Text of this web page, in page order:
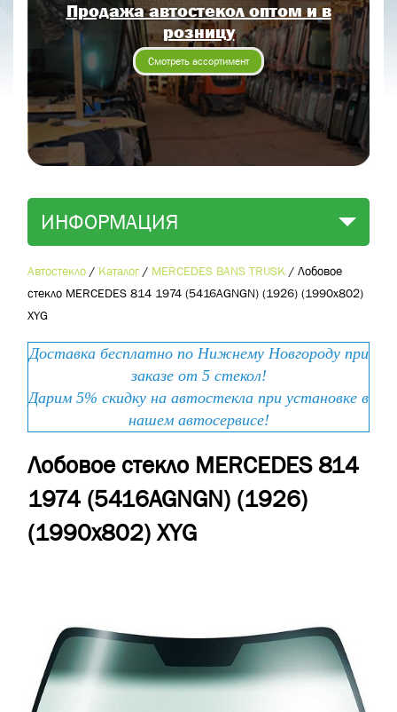
Продажа автостекол оптом и в
розницу
Смотреть ассортимент
ИНФОРМАЦИЯ
Автостекло / Каталог / MERCEDES BANS TRUSK / Лобовое
стекло MERCEDES 814 1974 (5416AGNGN) (1926) (1990х802)
XYG
Доставка бесплатно по Нижнему Новгороду при
заказе от 5 стекол!
Дарим 5% скидку на автостекла при установке в
нашем автосервисе!
Лобовое стекло MERCEDES 814
1974 (5416AGNGN) (1926)
(1990х802) XYG
Отправить
Отправить заявку